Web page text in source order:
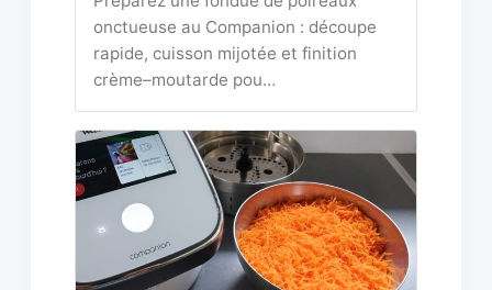
onctueuse au Companion : découpe
rapide, cuisson mijotée et finition
crème–moutarde pou…